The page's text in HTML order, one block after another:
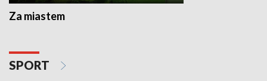
Za miastem
SPORT